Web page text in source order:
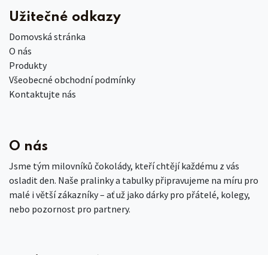
Užitečné odkazy
Domovská stránka
O nás
Produkty
Všeobecné obchodní podmínky
Kontaktujte nás
O nás
Jsme tým milovníků čokolády, kteří chtějí každému z vás
osladit den. Naše pralinky a tabulky připravujeme na míru pro
malé i větší zákazníky – ať už jako dárky pro přátelé, kolegy,
nebo pozornost pro partnery.